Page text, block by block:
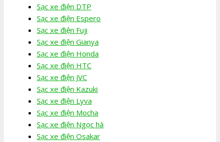
Sạc xe điện DTP
Sạc xe điện Espero
Sạc xe điện Fuji
Sạc xe điện Gianya
Sạc xe điện Honda
Sạc xe điện HTC
Sạc xe điện JVC
Sạc xe điện Kazuki
Sạc xe điện Lyva
Sạc xe điện Mocha
Sạc xe điện Ngọc hà
Sạc xe điện Osakar